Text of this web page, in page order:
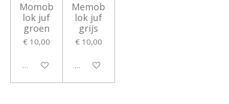
Momob
lok juf
groen
€ 10,00
In winkelwagen
Memob
lok juf
grijs
€ 10,00
In winkelwagen